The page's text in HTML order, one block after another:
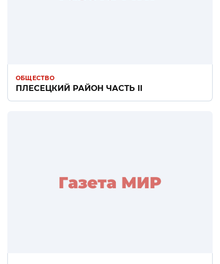
ОБЩЕСТВО
ПЛЕСЕЦКИЙ РАЙОН ЧАСТЬ II